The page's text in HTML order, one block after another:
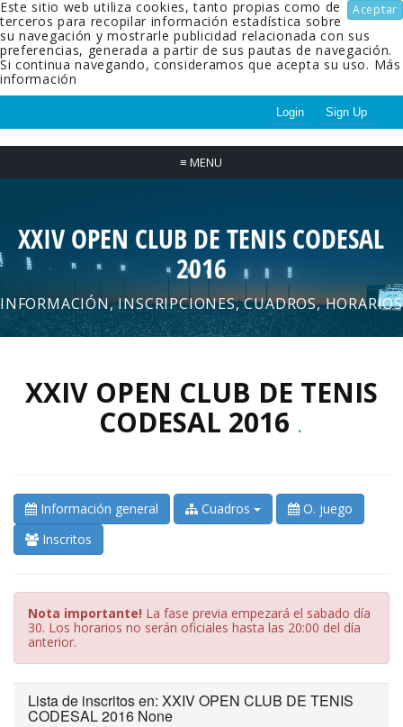
Aceptar
Este sitio web utiliza cookies, tanto propias como de
terceros para recopilar información estadística sobre
su navegación y mostrarle publicidad relacionada con sus
preferencias, generada a partir de sus pautas de navegación.
Si continua navegando, consideramos que acepta su uso. Más
información
Login Sign Up
≡ MENU
XXIV OPEN CLUB DE TENIS CODESAL
2016
INFORMACIÓN, INSCRIPCIONES, CUADROS, HORARIOS
XXIV OPEN CLUB DE TENIS
CODESAL 2016 .
Información general Cuadros
O. juego
Inscritos
Nota importante! La fase previa empezará el sabado día
30. Los horarios no serán oficiales hasta las 20:00 del día
anterior.
Lista de inscritos en: XXIV OPEN CLUB DE TENIS
CODESAL 2016 None